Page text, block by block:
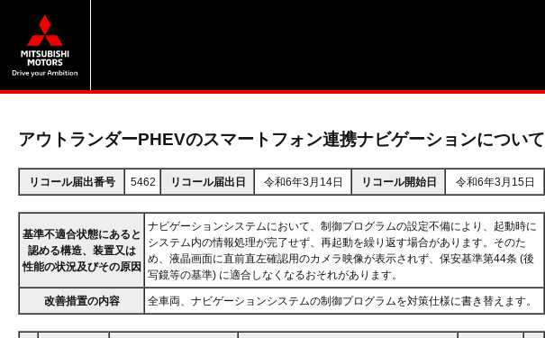
アウトランダーPHEVのスマートフォン連携ナビゲーションについて
リコール届出番号 5462 リコール届出日 令和6年3月14日 リコール開始日 令和6年3月15日
基準不適合状態にあると
認める構造、装置又は
性能の状況及びその原因
ナビゲーションシステムにおいて、制御プログラムの設定不備により、起動時に
システム内の情報処理が完了せず、再起動を繰り返す場合があります。そのた
め、液晶画面に直前直左確認用のカメラ映像が表示されず、保安基準第44条 (後
写鏡等の基準) に適合しなくなるおそれがあります。
改善措置の内容 全車両、ナビゲーションシステムの制御プログラムを対策仕様に書き替えます。